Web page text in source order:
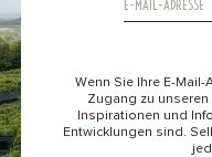
Wenn Sie Ihre E-
Zugang zu
Inspirationen und
Entwicklungen sind.